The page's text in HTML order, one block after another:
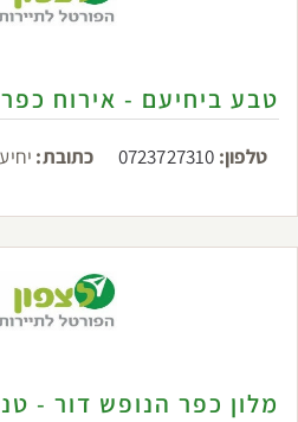
טבע ביחיעם - אירוח
טלפון: 0723727310 כתובת:
מלון כפר הנופש דור -